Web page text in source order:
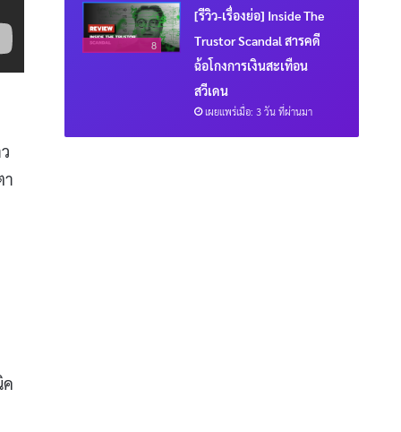
า
ค
8
[รีวิว-เรื่องย่อ] Inside The
Trustor Scandal สารคดี
ฉ้อโกงการเงินสะเทือน
สวีเดน
เผยแพร่เมื่อ: 3 วัน ที่ผ่านมา